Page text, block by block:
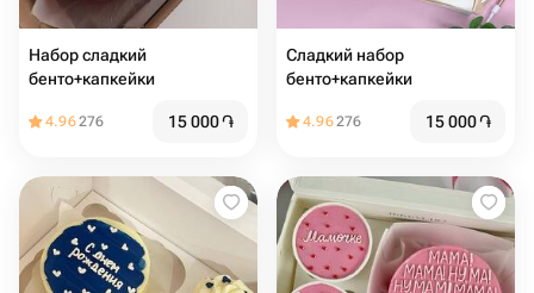
Набор сладкий
бенто+капкейки
4.96276 15 000֏
Сладкий набор
бенто+капкейки
4.96276 15 000֏